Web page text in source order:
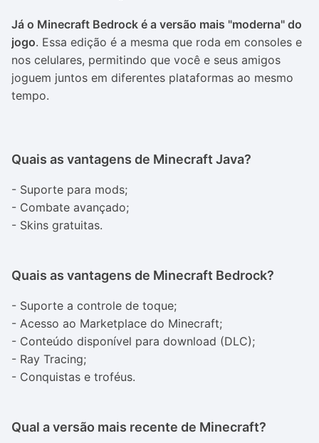
Já o Minecraft Bedrock é a versão mais "moderna" do
jogo. Essa edição é a mesma que roda em consoles e
nos celulares, permitindo que você e seus amigos
joguem juntos em diferentes plataformas ao mesmo
tempo.
Quais as vantagens de Minecraft Java?
- Suporte para mods;
- Combate avançado;
- Skins gratuitas.
Quais as vantagens de Minecraft Bedrock?
- Suporte a controle de toque;
- Acesso ao Marketplace do Minecraft;
- Conteúdo disponível para download (DLC);
- Ray Tracing;
- Conquistas e troféus.
Qual a versão mais recente de Minecraft?